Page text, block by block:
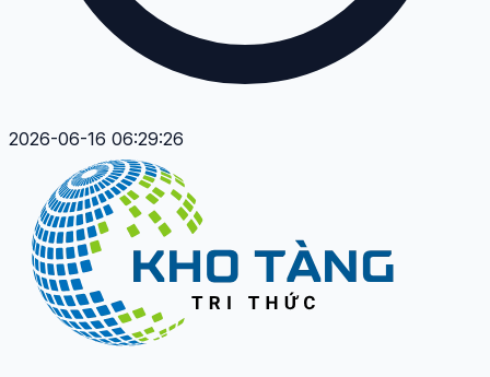
2026-06-16 06:29:26